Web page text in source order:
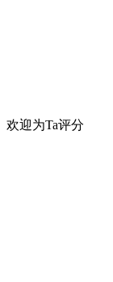
欢迎为Ta评分